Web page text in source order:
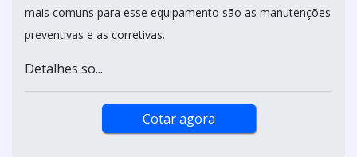
mais comuns para esse equipamento são as manutenções
preventivas e as corretivas.
Detalhes so...
Cotar agora